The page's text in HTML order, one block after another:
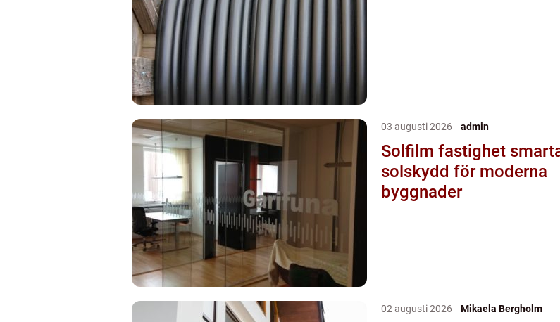
03 augusti 2026 admin
Solfilm fastighet smartare
solskydd för moderna
byggnader
02 augusti 2026 Mikaela Bergholm